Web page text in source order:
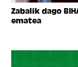
Zabalik dago
ematea